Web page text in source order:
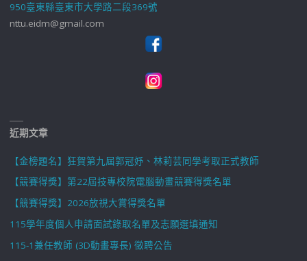
950臺東縣臺東市大學路二段369號
nttu.eidm@gmail.com
近期文章
【金榜題名】狂賀第九屆郭冠妤、林莉芸同學考取正式教師
【競賽得獎】第22屆技專校院電腦動畫競賽得獎名單
【競賽得獎】2026放視大賞得獎名單
115學年度個人申請面試錄取名單及志願選填通知
115-1兼任教師 (3D動畫專長) 徵聘公告